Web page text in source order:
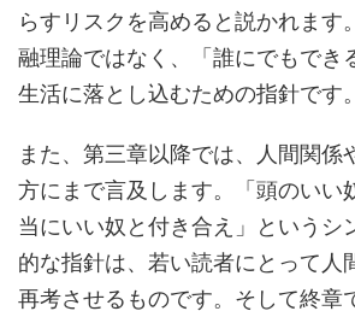
らすリスクを高めると説かれます
融理論ではなく、「誰にでもでき
生活に落とし込むための指針です。
また、第三章以降では、人間関係
方にまで言及します。「頭のいい
当にいい奴と付き合え」というシ
的な指針は、若い読者にとって人
再考させるものです。そして終章